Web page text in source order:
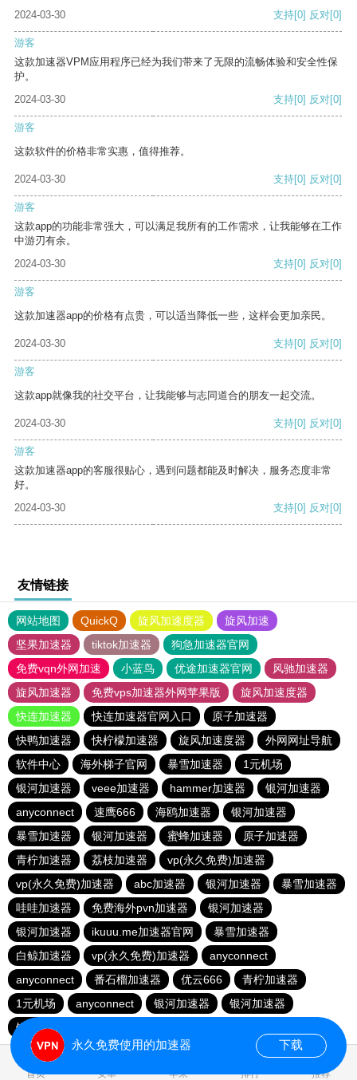
2024-03-30
支持[0] 反对[0]
游客
这款加速器VPM应用程序已经为我们带来了无限的流畅体验和安全性保
护。
2024-03-30
支持[0] 反对[0]
游客
这款软件的价格非常实惠，值得推荐。
2024-03-30 支持[0] 反对[0]
游客
这款app的功能非常强大，可以满足我所有的工作需求，让我能够在工作
中游刃有余。
2024-03-30
支持[0] 反对[0]
游客
这款加速器app的价格有点贵，可以适当降低一些，这样会更加亲民。
2024-03-30 支持[0] 反对[0]
游客
这款app就像我的社交平台，让我能够与志同道合的朋友一起交流。
2024-03-30 支持[0] 反对[0]
游客
这款加速器app的客服很贴心，遇到问题都能及时解决，服务态度非常
好。
2024-03-30
支持[0] 反对[0]
友情链接
网站地图 QuickQ 旋风加速度器
旋风加速
坚果加速器
tiktok加速器
狗急加速器官网
免费vqn外网加速
小蓝鸟 优途加速器官网
风驰加速器
旋风加速器
免费vps加速器外网苹果版
旋风加速度器
快连加速器
快连加速器官网入口
原子加速器
快鸭加速器
快柠檬加速器 旋风加速度器
外网网址导航
软件中心
海外梯子官网 暴雪加速器
1元机场
银河加速器
veee加速器 hammer加速器
银河加速器
anyconnect
速鹰666 海鸥加速器
银河加速器
暴雪加速器
银河加速器 蜜蜂加速器
原子加速器
青柠加速器
荔枝加速器
vp(永久免费)加速器
vp(永久免费)加速器
abc加速器 银河加速器
暴雪加速器
哇哇加速器
免费海外pvn加速器
银河加速器
银河加速器
ikuuu.me加速器官网
暴雪加速器
白鲸加速器
vp(永久免费)加速器
anyconnect
anyconnect
番石榴加速器 优云666
青柠加速器
1元机场
anyconnect 银河加速器
银河加速器
银河加速器
首页 安卓 苹果 排行 推荐
永久免费使用的加速器 下载
0.022059s